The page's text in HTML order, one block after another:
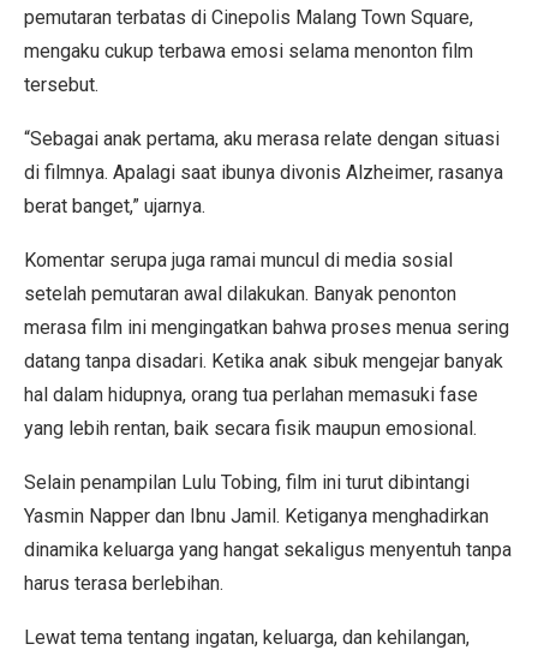
pemutaran terbatas di Cinepolis Malang Town Square,
mengaku cukup terbawa emosi selama menonton film
tersebut.
“Sebagai anak pertama, aku merasa relate dengan situasi
di filmnya. Apalagi saat ibunya divonis Alzheimer, rasanya
berat banget,” ujarnya.
Komentar serupa juga ramai muncul di media sosial
setelah pemutaran awal dilakukan. Banyak penonton
merasa film ini mengingatkan bahwa proses menua sering
datang tanpa disadari. Ketika anak sibuk mengejar banyak
hal dalam hidupnya, orang tua perlahan memasuki fase
yang lebih rentan, baik secara fisik maupun emosional.
Selain penampilan Lulu Tobing, film ini turut dibintangi
Yasmin Napper dan Ibnu Jamil. Ketiganya menghadirkan
dinamika keluarga yang hangat sekaligus menyentuh tanpa
harus terasa berlebihan.
Lewat tema tentang ingatan, keluarga, dan kehilangan,